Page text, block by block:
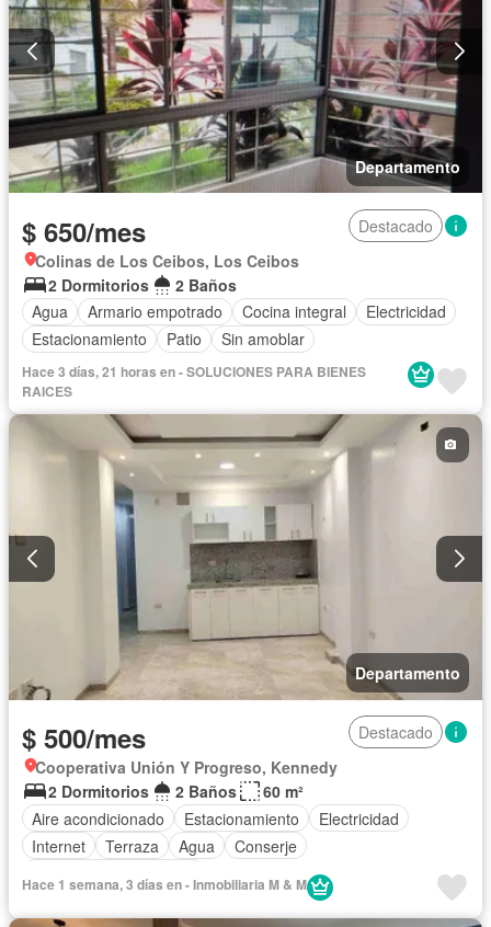
Departamento
$ 650/mes
Destacado
Colinas de Los Ceibos, Los Ceibos
2 Dormitorios
2 Baños
Agua
Armario empotrado Cocina integral
Electricidad
Estacionamiento
Patio Sin amoblar
Hace 3 días, 21 horas en - SOLUCIONES PARA BIENES
RAICES
Departamento
$ 500/mes
Destacado
Cooperativa Unión Y Progreso, Kennedy
2 Dormitorios
2 Baños
60 m²
Aire acondicionado
Estacionamiento
Electricidad
Internet
Terraza Agua
Conserje
Hace 1 semana, 3 días en - Inmobiliaria M & M